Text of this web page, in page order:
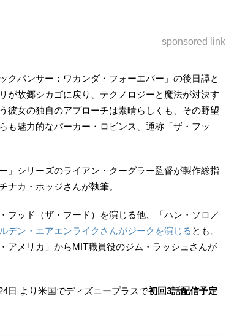
sponsored link
クパンサー：ワカンダ・フォーエバー」の後日譚と
が故郷シカゴに戻り、テクノロジーと魔法が対決す
彼女の独自のアプローチは素晴らしくも、その野望
も魅力的なパーカー・ロビンス、通称「ザ・フッ
」シリーズのライアン・クーグラー監督が製作総指
ナカ・ホッジさんが執筆。
フッド（ザ・フード）を演じる他、「ハン・ソロ／
デン・エアエンライクさんがジークを演じる とも。
アメリカ」からMIT職員役のジム・ラッシュさんが
日 より米国でディズニープラスで初回3話配信予定